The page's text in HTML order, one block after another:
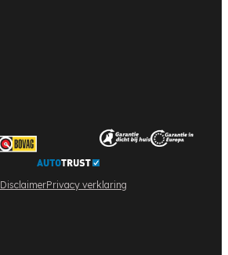
DisclaimerPrivacy verklaring